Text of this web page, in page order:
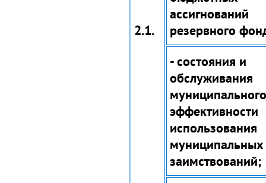
2.1.
ассигнований
резервного
- состояния и
обслуживания
эффективности
использования
муниципальных
заимствований;